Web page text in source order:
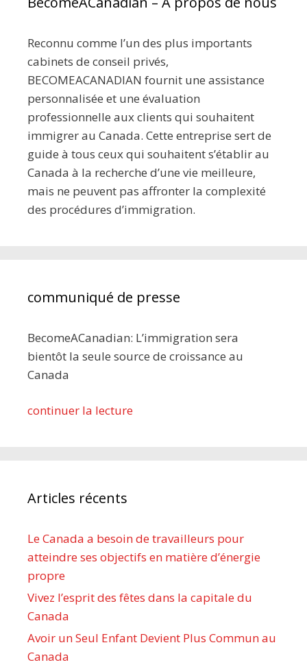
Reconnu comme l’un des plus importants
cabinets de conseil privés,
BECOMEACANADIAN fournit une assistance
personnalisée et une évaluation
professionnelle aux clients qui souhaitent
immigrer au Canada. Cette entreprise sert de
guide à tous ceux qui souhaitent s’établir au
Canada à la recherche d’une vie meilleure,
mais ne peuvent pas affronter la complexité
des procédures d’immigration.
communiqué de presse
BecomeACanadian: L’immigration sera
bientôt la seule source de croissance au
Canada
continuer la lecture
Articles récents
Le Canada a besoin de travailleurs pour
atteindre ses objectifs en matière d’énergie
propre
Vivez l’esprit des fêtes dans la capitale du
Canada
Avoir un Seul Enfant Devient Plus Commun au
Canada